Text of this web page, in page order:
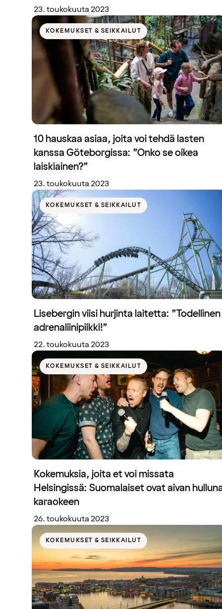
23. toukokuuta 2023
KOKEMUKSET & SEIKKAILUT
10 hauskaa asiaa, joita voi tehdä lasten
kanssa Göteborgissa: ”Onko se oikea
laiskiainen?”
23. toukokuuta 2023
KOKEMUKSET & SEIKKAILUT
Lisebergin viisi hurjinta laitetta: ”Todellinen
adrenaliinipiikki!”
22. toukokuuta 2023
KOKEMUKSET & SEIKKAILUT
Kokemuksia, joita et voi missata
Helsingissä: Suomalaiset ovat aivan
karaokeen
26. toukokuuta 2023
KOKEMUKSET & SEIKKAILUT